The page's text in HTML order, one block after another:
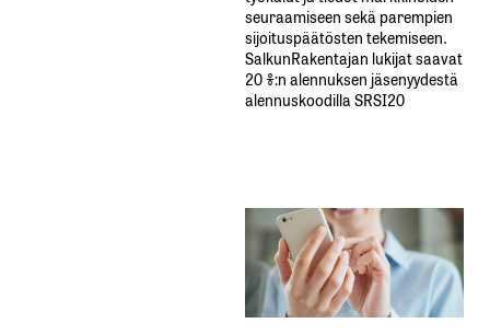
seuraamiseen sekä parempien
sijoituspäätösten tekemiseen.
SalkunRakentajan lukijat saavat
20 %:n alennuksen jäsenyydestä
alennuskoodilla SRSI20